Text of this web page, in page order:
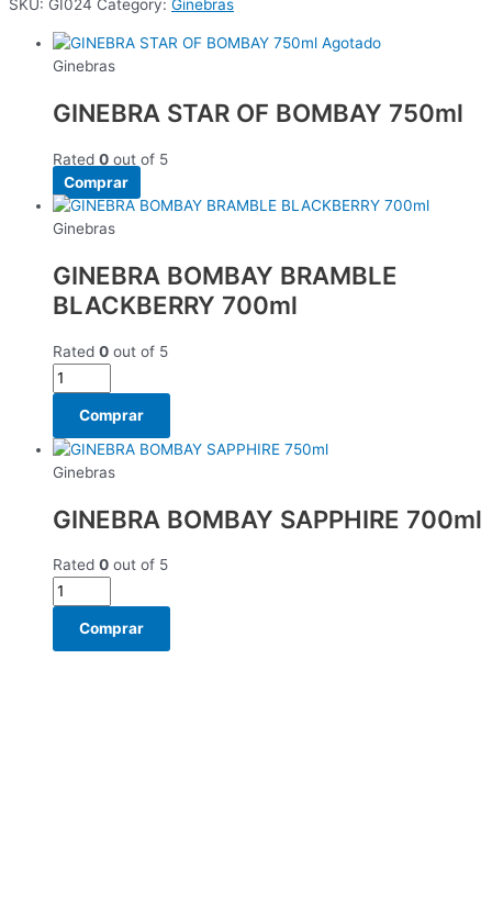
SKU: GI024 Category: Ginebras
Agotado
Ginebras
GINEBRA STAR OF BOMBAY 750ml
Rated 0 out of 5
Comprar
Ginebras
GINEBRA BOMBAY BRAMBLE
BLACKBERRY 700ml
Rated 0 out of 5
Comprar
Ginebras
GINEBRA BOMBAY SAPPHIRE 700ml
Rated 0 out of 5
Comprar